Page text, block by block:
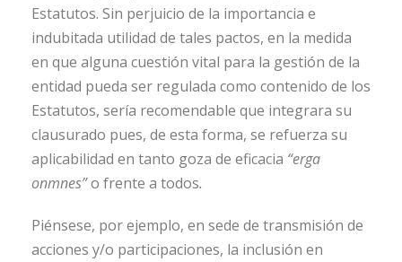
Estatutos. Sin perjuicio de la importancia e
indubitada utilidad de tales pactos, en la medida
en que alguna cuestión vital para la gestión de la
entidad pueda ser regulada como contenido de los
Estatutos, sería recomendable que integrara su
clausurado pues, de esta forma, se refuerza su
aplicabilidad en tanto goza de eficacia “erga
onmnes”o frente a todos.
Piénsese, por ejemplo, en sede de transmisión de
acciones y/o participaciones, la inclusión en